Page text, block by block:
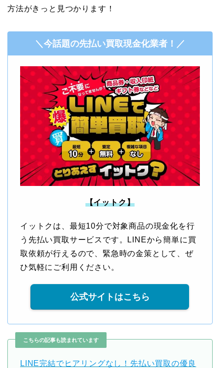
方法がきっと見つかります！
＼今話題の先払い買取現金化業者！／
【イットク】
イットクは、最短10分で対象商品の現金化を行
う先払い買取サービスです。LINEから簡単に買
取依頼が行えるので、緊急時の金策として、ぜ
ひ気軽にご利用ください。
公式サイトはこちら
こちらの記事も読まれています
LINE完結でヒアリングなし！先払い買取の優良